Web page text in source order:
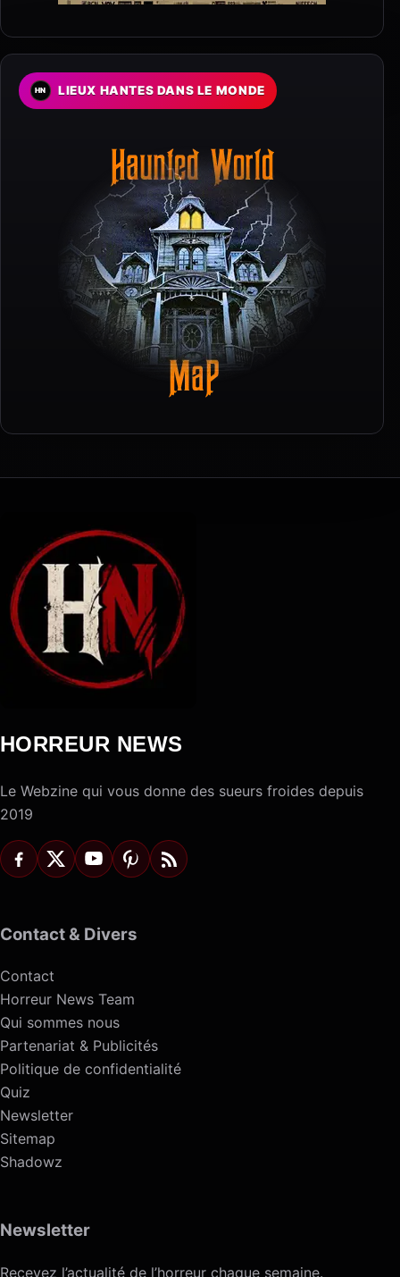
LIEUX HANTES DANS LE MONDE
HORREUR NEWS
Le Webzine qui vous donne des sueurs froides depuis
2019
Contact & Divers
Contact
Horreur News Team
Qui sommes nous
Partenariat & Publicités
Politique de confidentialité
Quiz
Newsletter
Sitemap
Shadowz
Newsletter
Recevez l’actualité de l’horreur chaque semaine.